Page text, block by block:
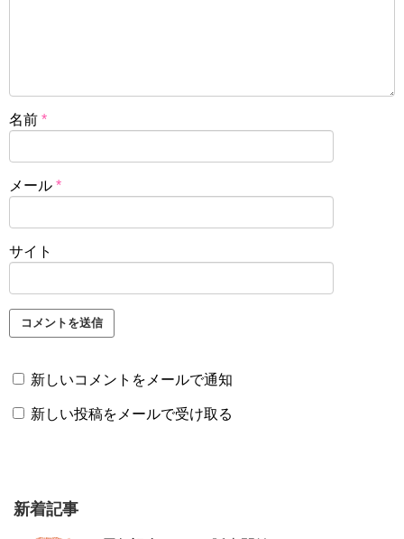
名前 *
メール *
サイト
新しいコメントをメールで通知
新しい投稿をメールで受け取る
新着記事